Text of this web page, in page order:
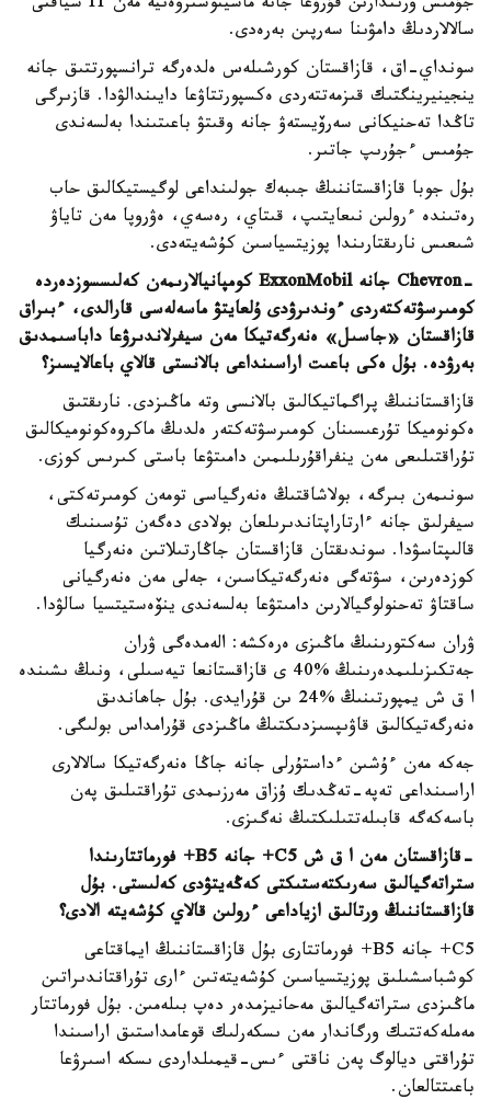
جۇمىس ورىندارىن قۇرۋعا جانە ماشينوستروەنيە مەن IT سياقتى
سالالاردىڭ دامۋىنا سەرپىن بەرەدى.
سونداي-اق، قازاقستان كورشىلەس ەلدەرگە ترانسپورتتىق جانە
ينجينيرينگتىك قىزمەتتەردى ەكسپورتتاۋعا دايىندالۋدا. قازىرگى
تاڭدا تەحنيكانى سەرۆيستەۋ جانە وقىتۋ باعىتىندا بەلسەندى
جۇمىس ءجۇرىپ جاتىر.
بۇل جوبا قازاقستاننىڭ جىبەك جولىنداعى لوگيستيكالىق حاب
رەتىندە ءرولىن نىعايتىپ، قىتاي، رەسەي، ەۋروپا مەن تاياۋ
شىعىس نارىقتارىندا پوزيتسياسىن كۇشەيتەدى.
-
Chevron جانە ExxonMobil كومپانيالارىمەن كەلىسسوزدەردە
كومىرسۋتەكتەردى ءوندىرۋدى ۇلعايتۋ ماسەلەسى قارالدى، ءبىراق
قازاقستان «جاسىل» ەنەرگەتيكا مەن سيفرلاندىرۋعا داباسىمدىق
بەرۋدە. بۇل ەكى باعىت اراسىنداعى بالانستى قالاي باعالايسىز؟
قازاقستاننىڭ پراگماتيكالىق بالانسى وتە ماڭىزدى. نارىقتىق
ەكونوميكا تۇرعىسىنان كومىرسۋتەكتەر ەلدىڭ ماكروەكونوميكالىق
تۇراقتىلىعى مەن ينفراقۇرىلىمىن دامىتۋعا باستى كىرىس كوزى.
سونىمەن بىرگە، بولاشاقتىڭ ەنەرگياسى تومەن كومىرتەكتى،
سيفرلىق جانە ءارتاراپتاندىرىلعان بولادى دەگەن تۇسىنىك
قالىپتاسۋدا. سوندىقتان قازاقستان جاڭارتىلاتىن ەنەرگيا
كوزدەرىن، سۋتەگى ەنەرگەتيكاسىن، جەلى مەن ەنەرگيانى
ساقتاۋ تەحنولوگيالارىن دامىتۋعا بەلسەندى ينۆەستيتسيا سالۋدا.
ۋران سەكتورىنىڭ ماڭىزى ەرەكشە: الەمدەگى ۋران
جەتكىزىلىمدەرىنىڭ %40 ى قازاقستانعا تيەسىلى، ونىڭ ىشىندە
ا ق ش يمپورتىنىڭ %24 ىن قۇرايدى. بۇل جاھاندىق
ەنەرگەتيكالىق قاۋىپسىزدىكتىڭ ماڭىزدى قۇرامداس بولىگى.
جەكە مەن ءۇشىن ءداستۇرلى جانە جاڭا ەنەرگەتيكا سالالارى
اراسىنداعى تەپە-تەڭدىك ۇزاق مەرزىمدى تۇراقتىلىق پەن
باسەكەگە قابىلەتتىلىكتىڭ نەگىزى.
-
قازاقستان مەن ا ق ش C5+ جانە B5+ فورماتتارىندا
ستراتەگيالىق سەرىكتەستىكتى كەڭەيتۋدى كەلىستى. بۇل
قازاقستاننىڭ ورتالىق ازياداعى ءرولىن قالاي كۇشەيتە الادى؟
C5+ جانە B5+ فورماتتارى بۇل قازاقستاننىڭ ايماقتاعى
كوشباسشىلىق پوزيتسياسىن كۇشەيتەتىن ءارى تۇراقتاندىراتىن
ماڭىزدى ستراتەگيالىق مەحانيزمدەر دەپ بىلەمىن. بۇل فورماتتار
مەملەكەتتىك ورگاندار مەن ىسكەرلىك قوعامداستىق اراسىندا
تۇراقتى ديالوگ پەن ناقتى ءىس-قيمىلداردى ىسكە اسىرۋعا
باعىتتالعان.